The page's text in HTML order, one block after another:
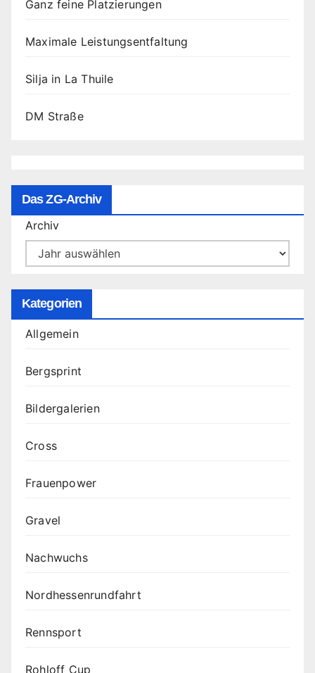
Ganz feine Platzierungen
Maximale Leistungsentfaltung
Silja in La Thuile
DM Straße
Das ZG-Archiv
Archiv
Kategorien
Allgemein
Bergsprint
Bildergalerien
Cross
Frauenpower
Gravel
Nachwuchs
Nordhessenrundfahrt
Rennsport
Rohloff Cup